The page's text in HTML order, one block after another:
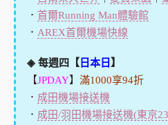
． 首爾Running Man體驗館
． AREX首爾機場快線
◈ 每週四【 日本日 】
【JPDAY】 滿1000享94折
． 成田機場接送機
． 成田/羽田機場接送機(東京